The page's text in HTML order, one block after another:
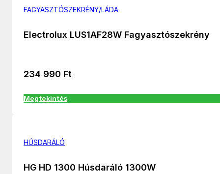
FAGYASZTÓSZEKRÉNY/LÁDA
Electrolux LUS1AF28W Fagyasztószekrény
234 990 Ft
Megtekintés
HÚSDARÁLÓ
HG HD 1300 Húsdaráló 1300W